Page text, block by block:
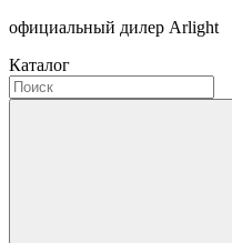
официальный дилер Arlight
Каталог